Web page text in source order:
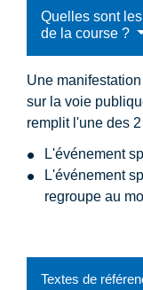
Quelles sont
de la course ?
Une
sur la voie
remplit l'une des
L'événement
L'événement
regroupe au
Textes de